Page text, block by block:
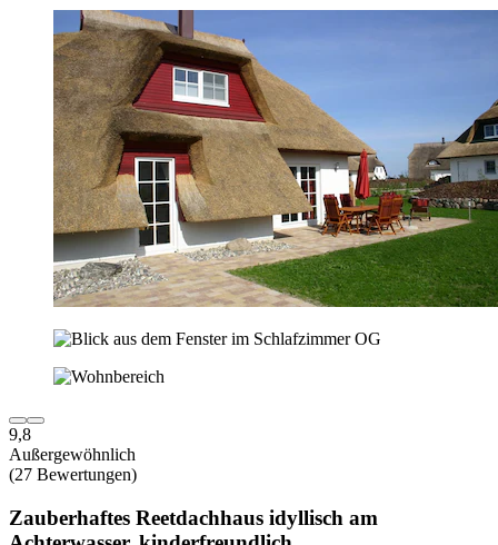
9,8
Außergewöhnlich
(27 Bewertungen)
Zauberhaftes Reetdachhaus idyllisch am